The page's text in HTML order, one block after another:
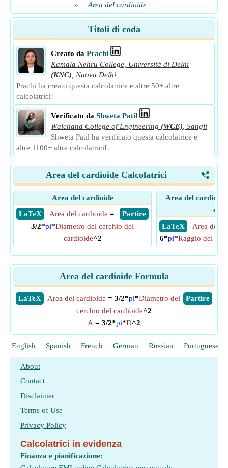
»
Area del cardioide
Titoli di coda
Creato da Prachi
Kamala Nehru College, Università di Delhi
(KNC)
Nuova Delhi
Prachi ha creato questa calcolatrice e altre 50+ altre
calcolatrici!
Verificato da Shweta Patil
Walchand College of Engineering (WCE) Sangli
Shweta Patil ha verificato questa calcolatrice e
altre 1100+ altre calcolatrici!
<
Area del cardioide Calcolatrici
Area del cardioide
​ LaTeX
​ Partire
Area del cardioide =
3/2*pi*Diametro del cerchio del
cardioide^2
Area del
​ LaTeX
Area del
6*pi*Raggio del
Area del cardioide Formula
​LaTeX ​Partire
Area del cardioide = 3/2*pi*Diametro del
cerchio del cardioide^2
A = 3/2*pi*D^2
English Spanish French German Russian Portuguese
About
Contact
Disclaimer
Terms of Use
Privacy Policy
Calcolatrici in evidenza
Finanza e pianificazione: